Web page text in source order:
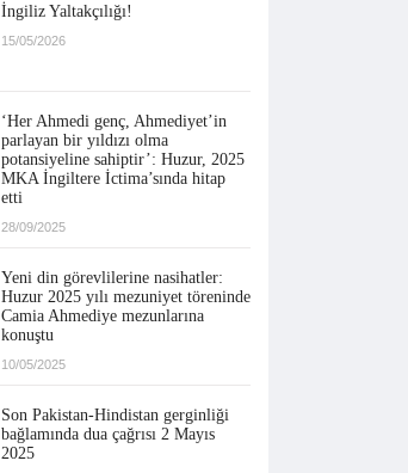
İngiliz Yaltakçılığı!
15/05/2026
‘Her Ahmedi genç, Ahmediyet’in
parlayan bir yıldızı olma
potansiyeline sahiptir’: Huzur, 2025
MKA İngiltere İctima’sında hitap
etti
28/09/2025
Yeni din görevlilerine nasihatler:
Huzur 2025 yılı mezuniyet töreninde
Camia Ahmediye mezunlarına
konuştu
10/05/2025
Son Pakistan-Hindistan gerginliği
bağlamında dua çağrısı 2 Mayıs
2025